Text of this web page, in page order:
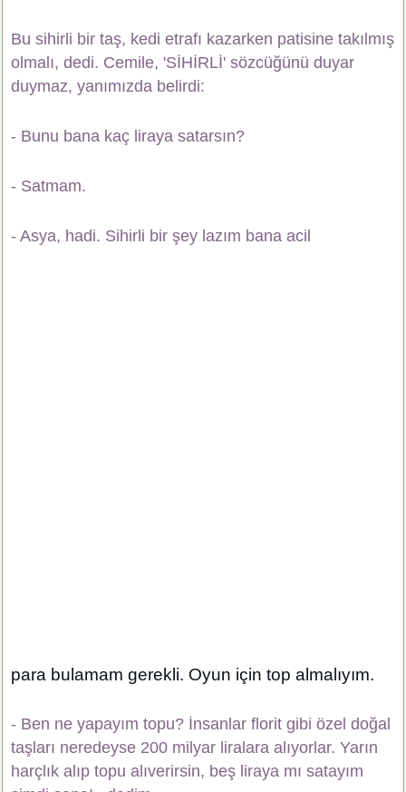
Bu sihirli bir taş, kedi etrafı kazarken patisine takılmış
olmalı, dedi. Cemile, 'SİHİRLİ' sözcüğünü duyar
duymaz, yanımızda belirdi:
- Bunu bana kaç liraya satarsın?
- Satmam.
- Asya, hadi. Sihirli bir şey lazım bana acil
para bulamam gerekli. Oyun için top almalıyım.
- Ben ne yapayım topu? İnsanlar florit gibi özel doğal
taşları neredeyse 200 milyar liralara alıyorlar. Yarın
harçlık alıp topu alıverirsin, beş liraya mı satayım